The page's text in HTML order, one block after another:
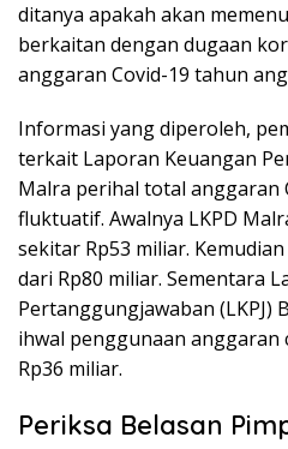
ditanya apakah akan
berkaitan dengan dugaan
anggaran Covid-19 tahun
Informasi yang diperoleh,
terkait Laporan Keuangan
Malra perihal total anggaran
fluktuatif. Awalnya LKPD
sekitar Rp53 miliar.
dari Rp80 miliar. Sementara
Pertanggungjawaban (LKPJ)
ihwal penggunaan anggaran
Rp36 miliar.
Periksa Belasan